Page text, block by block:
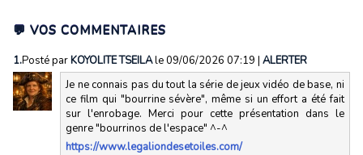
💬 VOS COMMENTAIRES
1.Posté parKOYOLITE TSEILAle 09/06/2026 07:19 | ALERTER
Je ne connais pas du tout la série de jeux vidéo de base, ni
ce film qui "bourrine sévère", même si un effort a été fait
sur l'enrobage. Merci pour cette présentation dans le
genre "bourrinos de l'espace" ^-^
https://www.legaliondesetoiles.com/